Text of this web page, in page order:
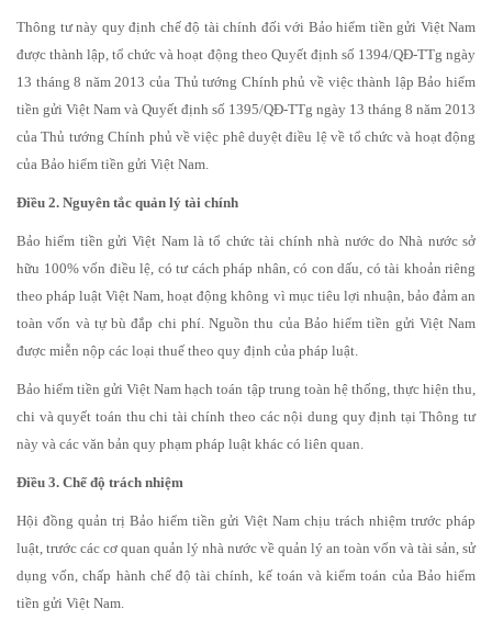
Thông tư này quy định chế độ tài chính đối với Bảo hiểm tiền gửi Việt Nam
được thành lập, tổ chức và hoạt động theo Quyết định số 1394/QĐ-TTg ngày
13 tháng 8 năm 2013 của Thủ tướng Chính phủ về việc thành lập Bảo hiểm
tiền gửi Việt Nam và Quyết định số 1395/QĐ-TTg ngày 13 tháng 8 năm 2013
của Thủ tướng Chính phủ về việc phê duyệt điều lệ về tổ chức và hoạt động
của Bảo hiểm tiền gửi Việt Nam.
Điều 2. Nguyên tắc quản lý tài chính
Bảo hiểm tiền gửi Việt Nam là tổ chức tài chính nhà nước do Nhà nước sở
hữu 100% vốn điều lệ, có tư cách pháp nhân, có con dấu, có tài khoản riêng
theo pháp luật Việt Nam, hoạt động không vì mục tiêu lợi nhuận, bảo đảm an
toàn vốn và tự bù đắp chi phí. Nguồn thu của Bảo hiểm tiền gửi Việt Nam
được miễn nộp các loại thuế theo quy định của pháp luật.
Bảo hiểm tiền gửi Việt Nam hạch toán tập trung toàn hệ thống, thực hiện thu,
chi và quyết toán thu chi tài chính theo các nội dung quy định tại Thông tư
này và các văn bản quy phạm pháp luật khác có liên quan.
Điều 3. Chế độ trách nhiệm
Hội đồng quản trị Bảo hiểm tiền gửi Việt Nam chịu trách nhiệm trước pháp
luật, trước các cơ quan quản lý nhà nước về quản lý an toàn vốn và tài sản, sử
dụng vốn, chấp hành chế độ tài chính, kế toán và kiểm toán của Bảo hiểm
tiền gửi Việt Nam.